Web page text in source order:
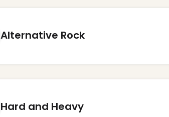
Alternative Rock
Hard and Heavy